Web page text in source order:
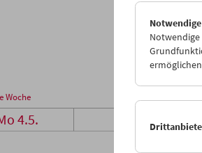
01
Woche
4.5.
Notwendige